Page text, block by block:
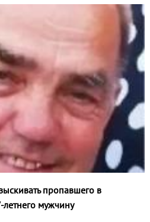
пропавшего в
мужчину